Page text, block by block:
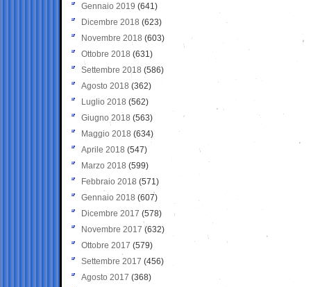
Gennaio 2019 (641)
Dicembre 2018 (623)
Novembre 2018 (603)
Ottobre 2018 (631)
Settembre 2018 (586)
Agosto 2018 (362)
Luglio 2018 (562)
Giugno 2018 (563)
Maggio 2018 (634)
Aprile 2018 (547)
Marzo 2018 (599)
Febbraio 2018 (571)
Gennaio 2018 (607)
Dicembre 2017 (578)
Novembre 2017 (632)
Ottobre 2017 (579)
Settembre 2017 (456)
Agosto 2017 (368)